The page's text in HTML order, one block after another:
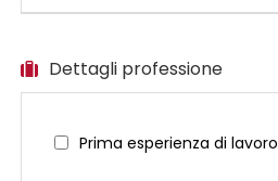
Dettagli professione
Prima esperienza di lavoro